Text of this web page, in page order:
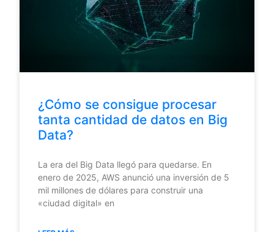
¿Cómo se consigue procesar
tanta cantidad de datos en Big
Data?
La era del Big Data llegó para quedarse. En
enero de 2025, AWS anunció una inversión de 5
mil millones de dólares para construir una
«ciudad digital» en